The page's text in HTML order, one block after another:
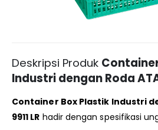
Deskripsi Produk
Industri dengan Roda
Container Box Plastik Industri
9911 LR hadir dengan spesifikasi